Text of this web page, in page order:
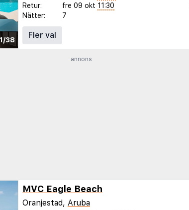
38
Retur:
fre 09 okt 11:30
Nätter:
7
Fler val
annons
MVC Eagle Beach
Oranjestad, Aruba